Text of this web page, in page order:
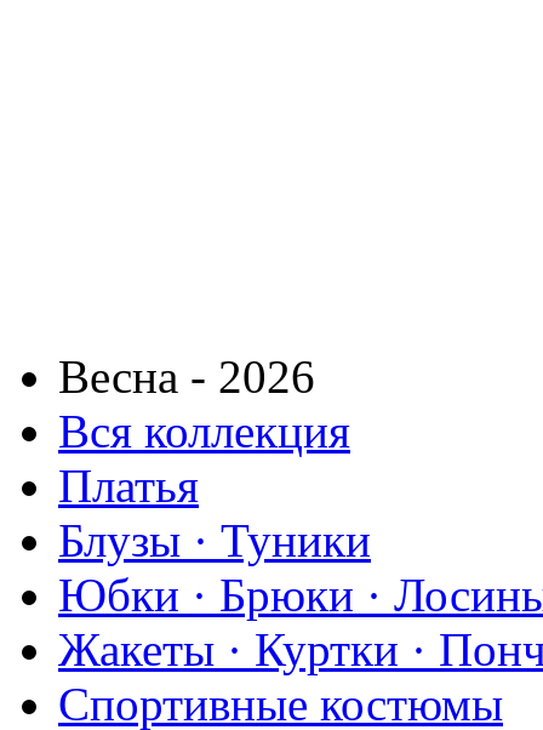
Весна - 2026
Вся коллекция
Платья
Блузы · Туники
Юбки · Брюки ·
Жакеты · Куртки ·
Спортивные костюмы